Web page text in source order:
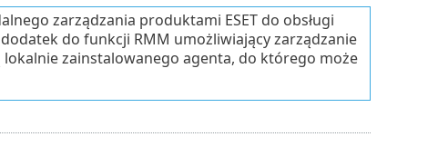
zarządzania produktami ESET do obsługi
do funkcji RMM umożliwiający zarządzanie
zainstalowanego agenta, do którego może